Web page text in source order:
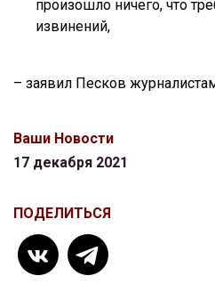
произошло ничего, что
извинений,
– заявил Песков
Ваши Новости
17 декабря 2021
ПОДЕЛИТЬСЯ